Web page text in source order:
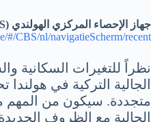
جهاز الإحصاء المركزي الهولندي (CBS):
#/CBS/nl/navigatieScherm/recent
نظراً للتغيرات السكانية
الجالية التركية في
متجددة. سيكون من المهم
الجالية مع الظروف